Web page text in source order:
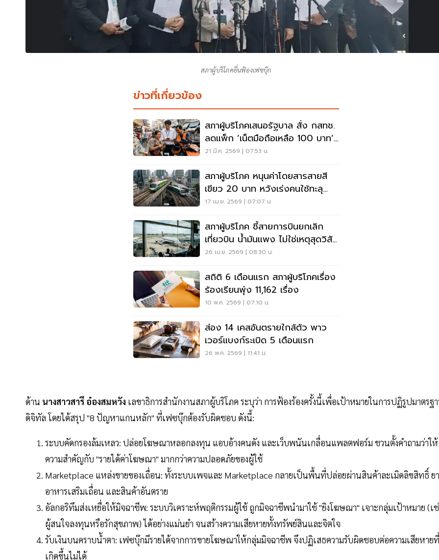
สภาผู้บริโภคยื่นฟ้องเฟซบุ๊ก
ข่าวที่เกี่ยวข้อง
สภาผู้บริโภคเสนอรัฐบาล สั่ง กสทช.
ลดแพ็ก ‘เน็ตมือถือเหลือ 100 บาท’
ช่วยค่าครองชีพประชาชน
21 มี.ค. 2569 | 07:53 น.
สภาผู้บริโภค หนุนค่าโดยสารสายสี
เขียว 20 บาท หวังเร่งคนใช้ทะลุ
50%
17 เม.ย. 2569 | 07:07 น.
สภาผู้บริโภค ชี้สายการบินยกเลิก
เที่ยวบิน น้ำมันแพง ไม่ใช่เหตุสุดวิสัย
ต้องจ่ายชดเชย
26 เม.ย. 2569 | 08:30 น.
สถิติ 6 เดือนแรก สภาผู้บริโภคเรื่อง
ร้องเรียนพุ่ง 11,162 เรื่อง
10 พ.ค. 2569 | 07:10 น.
ส่อง 14 เคสอันตรายใกล้ตัว พาว
เวอร์แบงก์ระเบิด 5 เดือนแรก
26 พ.ค. 2569 | 11:41 น.
ด้าน นางสาวสารี อ๋องสมหวัง เลขาธิการสำนักงานสภาผู้บริโภค ระบุว่า การฟ้องร้องครั้งนี้เพื่อเป้าหมายในการปฏิรูปมาตรฐ
ดิจิทัล โดยได้สรุป "8 ปัญหาแกนหลัก" ที่เฟซบุ๊กต้องรับผิดชอบ ดังนี้:
ระบบคัดกรองล้มเหลว: ปล่อยโฆษณาหลอกลงทุน แอบอ้างคนดัง และเว็บพนันเกลื่อนแพลตฟอร์ม ชวนตั้งคำถามว่าให้
ความสำคัญกับ "รายได้ค่าโฆษณา" มากกว่าความปลอดภัยของผู้ใช้
Marketplace แหล่งขายของเถื่อน: ทั้งระบบเพจและ Marketplace กลายเป็นพื้นที่ปล่อยผ่านสินค้าละเมิดลิขสิทธิ์ ย
อาหารเสริมเถื่อน และสินค้าอันตราย
อัลกอริทึมส่งเหยื่อให้มิจฉาชีพ: ระบบวิเคราะห์พฤติกรรมผู้ใช้ ถูกมิจฉาชีพนำมาใช้ "ยิงโฆษณา" เจาะกลุ่มเป้าหมาย (เ
ผู้สนใจลงทุนหรือรักสุขภาพ) ได้อย่างแม่นยำ จนสร้างความเสียหายทั้งทรัพย์สินและจิตใจ
รับเงินบนคราบน้ำตา: เฟซบุ๊กมีรายได้จากการขายโฆษณาให้กลุ่มมิจฉาชีพ จึงปฏิเสธความรับผิดชอบต่อความเสียหายที่
เกิดขึ้นไม่ได้